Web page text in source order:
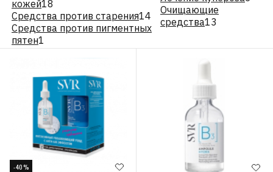
кожей18
Средства против старения14
Средства против пигментных
пятен1
Очищающие
средства13
-40%